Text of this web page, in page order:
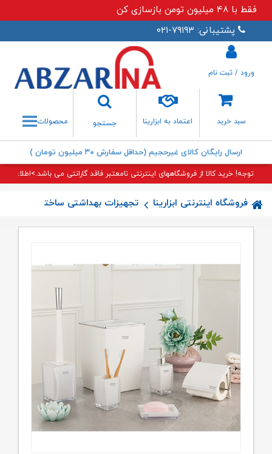
فقط با ۴۸ میلیون تومن بازسازی کن
پشتیبانی: ۷۹۱۹۳-۰۲۱
سبد خرید اعتماد به ابزارینا
جستجو
جستجو
ورود / ثبت نام
محصولات
ارسال رایگان کالای غیرحجیم (حداقل سفارش ۳۰ میلیون تومان )
توجه! خرید کالا از فروشگاههای اینترنتی نامعتبر فاقد گارانتی می باشد.>اطلاعات
فروشگاه اینترنتی ابزارینا تجهیزات بهداشتی ساختمان